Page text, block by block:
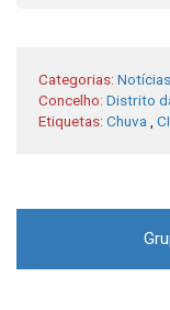
Categorias: Notícias
Concelho: Distrito
Etiquetas: Chuva